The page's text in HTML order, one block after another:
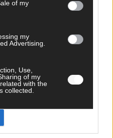
of my
my
Advertising.
Use,
of my
with the
collected.
Wettquoten – vier sicher,
das beim ESC wirklich fair?
Das erste Halbfinale – der